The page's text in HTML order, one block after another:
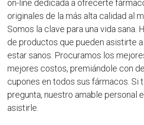
on-line dedicada a ofrecerte
originales de la más alta calidad al
Somos la clave para una vida sana.
de productos que pueden asistirte
estar sanos. Procuramos los
mejores costos, premiándole con
cupones en todos sus fármacos. Si
pregunta, nuestro amable personal
asistirle.